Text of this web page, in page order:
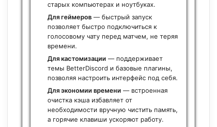
старых компьютерах и ноутбуках.
Для геймеров — быстрый запуск
позволяет быстро подключиться к
голосовому чату перед матчем, не теряя
времени.
Для кастомизации — поддерживает
темы BetterDiscord и базовые плагины,
позволяя настроить интерфейс под себя.
Для экономии времени — встроенная
очистка кэша избавляет от
необходимости вручную чистить память,
а горячие клавиши ускоряют работу.